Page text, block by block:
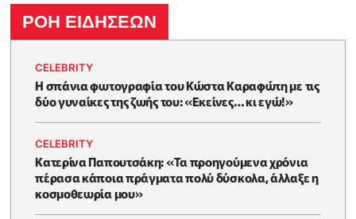
ΡΟΗ ΕΙΔΗΣΕΩΝ
CELEBRITY
Η σπάνια φωτογραφία του Κώστα Καραφώτη με τις
δύο γυναίκες της ζωής του: «Εκείνες… κι εγώ!»
CELEBRITY
Κατερίνα Παπουτσάκη: «Τα προηγούμενα χρόνια
πέρασα κάποια πράγματα πολύ δύσκολα, άλλαξε η
κοσμοθεωρία μου»